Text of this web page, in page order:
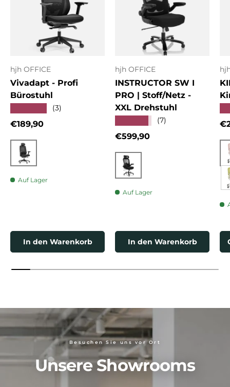
hjh OFFICE
Vivadapt - Profi
Bürostuhl
(3)
Normaler Preis
€189,90
Schwarz
Auf Lager
In den Warenkorb
hjh OFFICE
INSTRUCTOR SW I
PRO | Stoff/Netz -
XXL Drehstuhl
(7)
Normaler Preis
€599,90
Schwarz
Auf Lager
In den Warenkorb
Besuchen Sie uns vor Ort
Unsere Showrooms